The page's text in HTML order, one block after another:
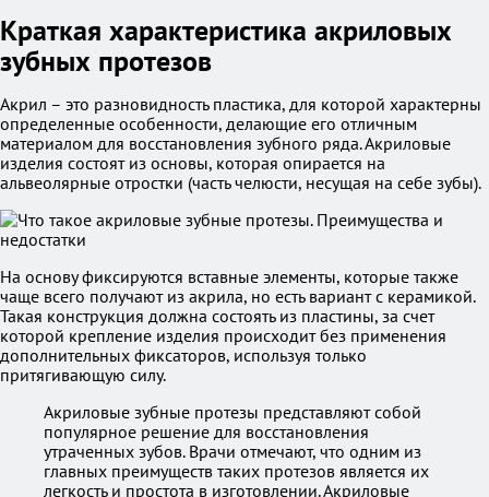
Краткая характеристика акриловых
зубных протезов
Акрил – это разновидность пластика, для которой характерны
определенные особенности, делающие его отличным
материалом для восстановления зубного ряда. Акриловые
изделия состоят из основы, которая опирается на
альвеолярные отростки (часть челюсти, несущая на себе зубы).
На основу фиксируются вставные элементы, которые также
чаще всего получают из акрила, но есть вариант с керамикой.
Такая конструкция должна состоять из пластины, за счет
которой крепление изделия происходит без применения
дополнительных фиксаторов, используя только
притягивающую силу.
Акриловые зубные протезы представляют собой
популярное решение для восстановления
утраченных зубов. Врачи отмечают, что одним из
главных преимуществ таких протезов является их
легкость и простота в изготовлении. Акриловые